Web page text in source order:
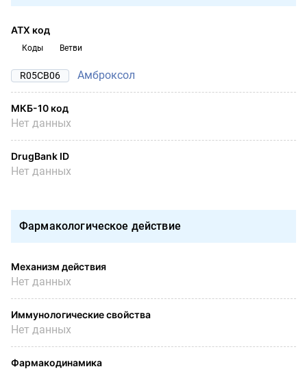
АТХ код
Коды Ветви
R05CB06 Амброксол
МКБ-10 код
Нет данных
DrugBank ID
Нет данных
Фармакологическое действие
Механизм действия
Нет данных
Иммунологические свойства
Нет данных
Фармакодинамика